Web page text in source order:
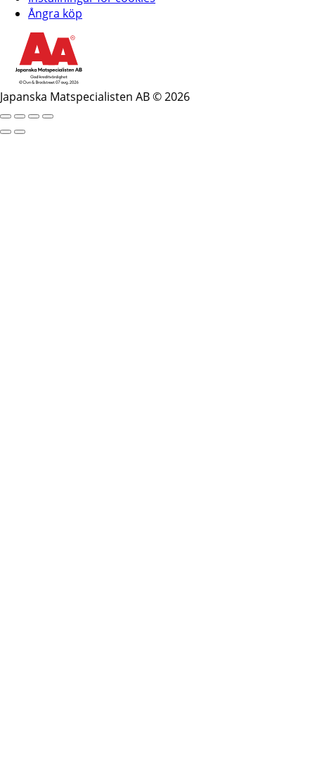
Ångra köp
Japanska Matspecialisten AB © 2026